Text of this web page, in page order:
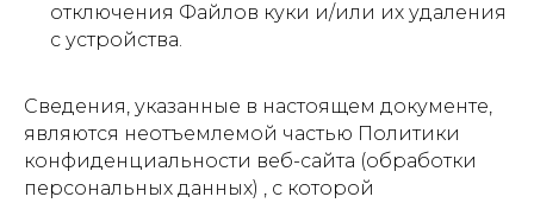
отключения Файлов куки и/или их удаления
с устройства.
Сведения, указанные в настоящем документе,
являются неотъемлемой частью Политики
конфиденциальности веб-сайта (обработки
персональных данных) , с которой